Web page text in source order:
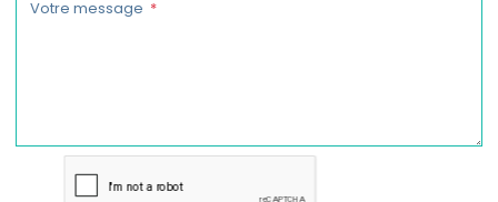
Votre message